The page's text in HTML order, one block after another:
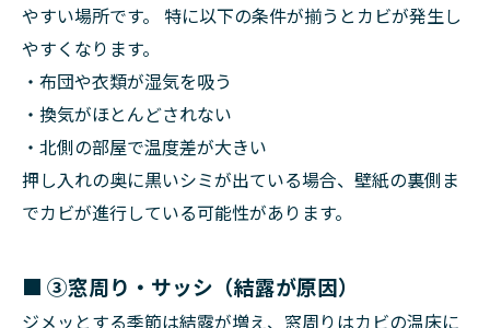
やすい場所です。 特に以下の条件が揃うとカビが発生し
やすくなります。
・布団や衣類が湿気を吸う
・換気がほとんどされない
・北側の部屋で温度差が大きい
押し入れの奥に黒いシミが出ている場合、壁紙の裏側ま
でカビが進行している可能性があります。
■ ③窓周り・サッシ（結露が原因）
ジメッとする季節は結露が増え、窓周りはカビの温床に